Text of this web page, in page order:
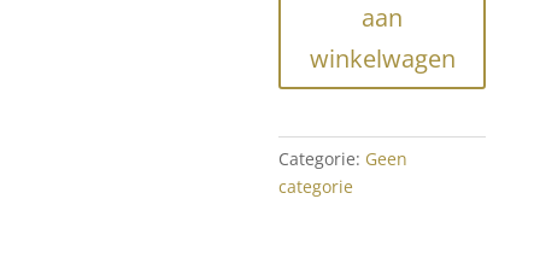
aan
winkelwagen
Categorie: Geen
categorie